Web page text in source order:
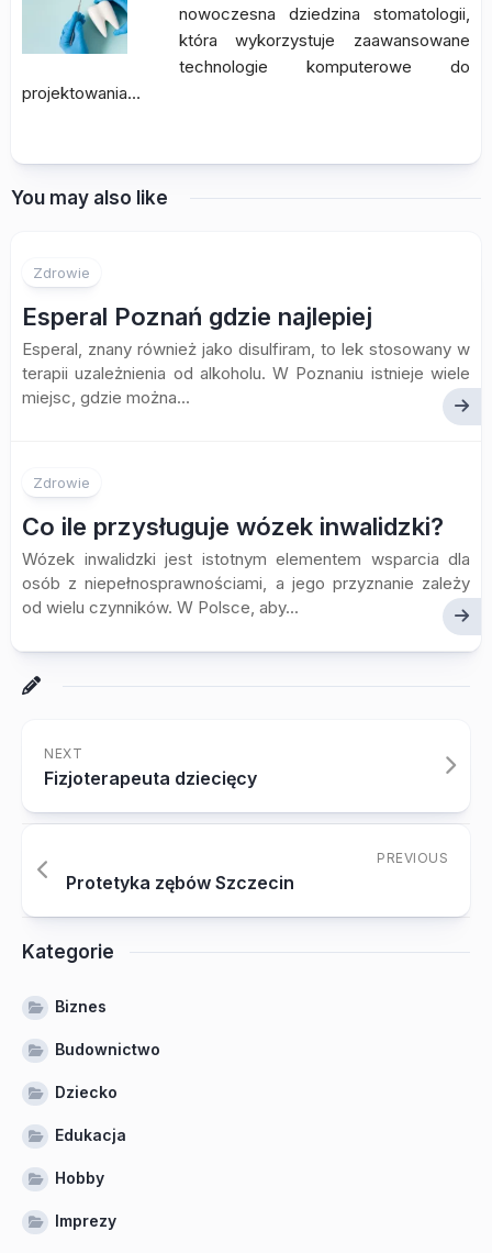
nowoczesna dziedzina stomatologii,
która wykorzystuje zaawansowane
technologie komputerowe do
projektowania…
You may also like
Zdrowie
Esperal Poznań gdzie najlepiej
Esperal, znany również jako disulfiram, to lek stosowany w
terapii uzależnienia od alkoholu. W Poznaniu istnieje wiele
miejsc, gdzie można...
Zdrowie
Co ile przysługuje wózek inwalidzki?
Wózek inwalidzki jest istotnym elementem wsparcia dla
osób z niepełnosprawnościami, a jego przyznanie zależy
od wielu czynników. W Polsce, aby...
NEXT
Fizjoterapeuta dziecięcy
PREVIOUS
Protetyka zębów Szczecin
Kategorie
Biznes
Budownictwo
Dziecko
Edukacja
Hobby
Imprezy